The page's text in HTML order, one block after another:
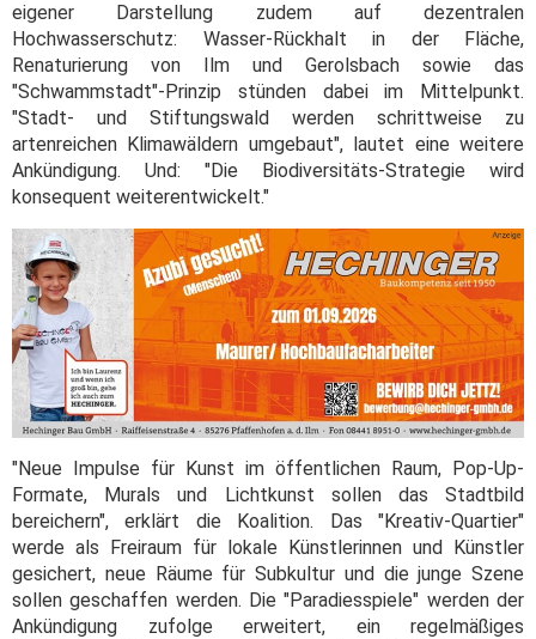
eigener Darstellung zudem auf dezentralen
Hochwasserschutz: Wasser-Rückhalt in der Fläche,
Renaturierung von Ilm und Gerolsbach sowie das
"Schwammstadt"-Prinzip stünden dabei im Mittelpunkt.
"Stadt- und Stiftungswald werden schrittweise zu
artenreichen Klimawäldern umgebaut", lautet eine weitere
Ankündigung. Und: "Die Biodiversitäts-Strategie wird
konsequent weiterentwickelt."
"Neue Impulse für Kunst im öffentlichen Raum, Pop-Up-
Formate, Murals und Lichtkunst sollen das Stadtbild
bereichern", erklärt die Koalition. Das "Kreativ-Quartier"
werde als Freiraum für lokale Künstlerinnen und Künstler
gesichert, neue Räume für Subkultur und die junge Szene
sollen geschaffen werden. Die "Paradiesspiele" werden der
Ankündigung zufolge erweitert, ein regelmäßiges